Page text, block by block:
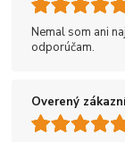
Nemal som ani
odporúčam.
Overený